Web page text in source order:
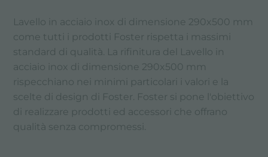
Lavello in acciaio inox di dimensione 290x500 mm
come tutti i prodotti Foster rispetta i massimi
standard di qualità. La rifinitura del Lavello in
acciaio inox di dimensione 290x500 mm
rispecchiano nei minimi particolari i valori e la
scelte di design di Foster. Foster si pone l'obiettivo
di realizzare prodotti ed accessori che offrano
qualità senza compromessi.